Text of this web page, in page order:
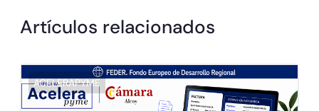
Artículos relacionados
ACELERAPYME